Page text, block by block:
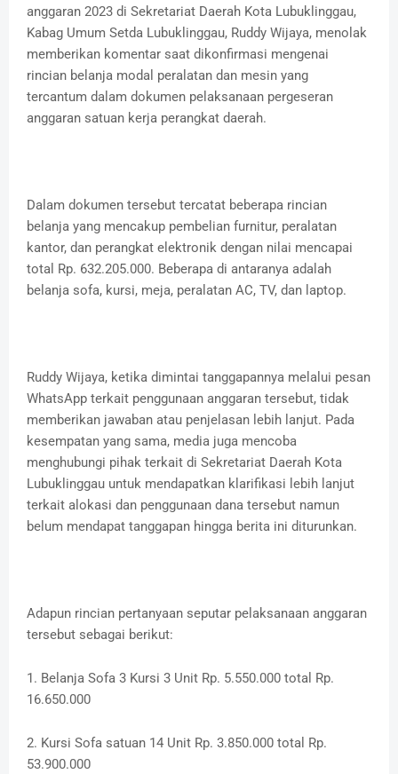
anggaran 2023 di Sekretariat Daerah Kota Lubuklinggau,
Kabag Umum Setda Lubuklinggau, Ruddy Wijaya, menolak
memberikan komentar saat dikonfirmasi mengenai
rincian belanja modal peralatan dan mesin yang
tercantum dalam dokumen pelaksanaan pergeseran
anggaran satuan kerja perangkat daerah.
Dalam dokumen tersebut tercatat beberapa rincian
belanja yang mencakup pembelian furnitur, peralatan
kantor, dan perangkat elektronik dengan nilai mencapai
total Rp. 632.205.000. Beberapa di antaranya adalah
belanja sofa, kursi, meja, peralatan AC, TV, dan laptop.
Ruddy Wijaya, ketika dimintai tanggapannya melalui pesan
WhatsApp terkait penggunaan anggaran tersebut, tidak
memberikan jawaban atau penjelasan lebih lanjut. Pada
kesempatan yang sama, media juga mencoba
menghubungi pihak terkait di Sekretariat Daerah Kota
Lubuklinggau untuk mendapatkan klarifikasi lebih lanjut
terkait alokasi dan penggunaan dana tersebut namun
belum mendapat tanggapan hingga berita ini diturunkan.
Adapun rincian pertanyaan seputar pelaksanaan anggaran
tersebut sebagai berikut:
1. Belanja Sofa 3 Kursi 3 Unit Rp. 5.550.000 total Rp.
16.650.000
2. Kursi Sofa satuan 14 Unit Rp. 3.850.000 total Rp.
53.900.000